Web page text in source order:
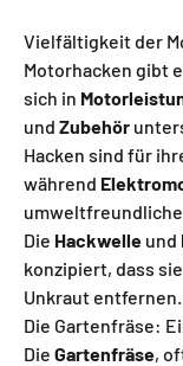
Vielfältigkeit der
Motorhacken gibt
sich in
und Zubehör
Hacken sind für
während
Die Hackwelle und
konzipiert, dass
Unkraut entfernen.
Die Gartenfräse:
Die Gartenfräse,